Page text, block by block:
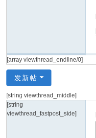
[array viewthread_endline/0]
发新帖
[string viewthread_middle]
[string
viewthread_fastpost_side]